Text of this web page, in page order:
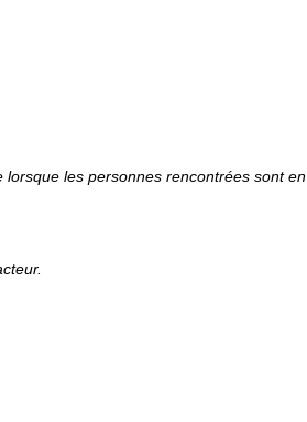
les personnes rencontrées sont en